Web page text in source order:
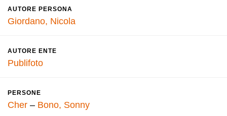
AUTORE PERSONA
Giordano, Nicola
AUTORE ENTE
Publifoto
PERSONE
Cher – Bono, Sonny